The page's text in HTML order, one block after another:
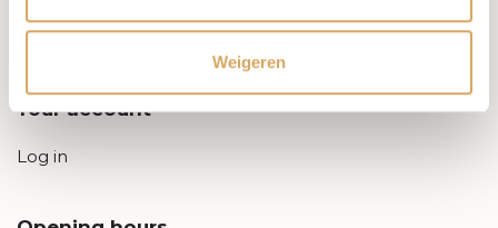
Weigeren
Privacy Policy
Your account
Log in